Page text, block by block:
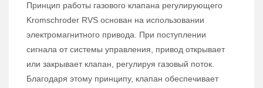
Принцип работы газового клапана регулирующего
Kromschroder RVS основан на использовании
электромагнитного привода. При поступлении
сигнала от системы управления, привод открывает
или закрывает клапан, регулируя газовый поток.
Благодаря этому принципу, клапан обеспечивает